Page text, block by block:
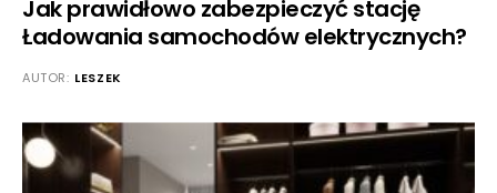
Jak prawidłowo zabezpieczyć stację
Ładowania samochodów elektrycznych?
AUTOR: LESZEK